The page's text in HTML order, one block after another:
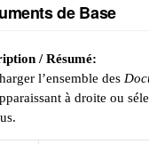
de Base
/ Résumé:
l’ensemble des
à droite ou